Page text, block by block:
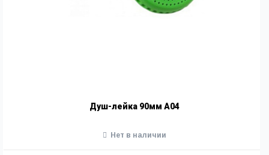
Душ-лейка 90мм А04
Нет в наличии